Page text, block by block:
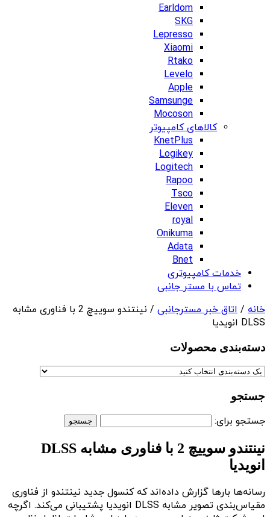
Earldom
SKG
Lepresso
Xiaomi
Rtako
Levelo
Apple
Samsunge
Mocoson
کالاهای کامپیوتر
KnetPlus
Logikey
Logitech
Rapoo
Tsco
Eleven
royal
Onikuma
Adata
Bnet
خدمات کامپیوتری
تماس با مستر جانبی
خانه / اتاق خبر مسترجانبی
/ نینتندو سوییچ 2 با فناوری مشابه
DLSS انویدیا
دسته‌بندی‌ محصولات
جستجو
جستجو برای:
نینتندو سوییچ 2 با فناوری مشابه DLSS
انویدیا
رسانه‌ها بارها گزارش داده‌اند که کنسول جدید نینتندو از فناوری
مقیاس‌بندی تصویر مشابه DLSS انویدیا پشتیبانی می‌کند. اگرچه